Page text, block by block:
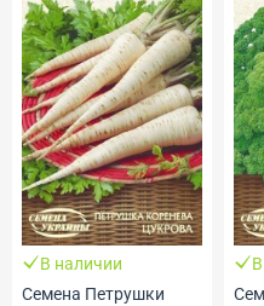
В наличии
Семена Петрушки